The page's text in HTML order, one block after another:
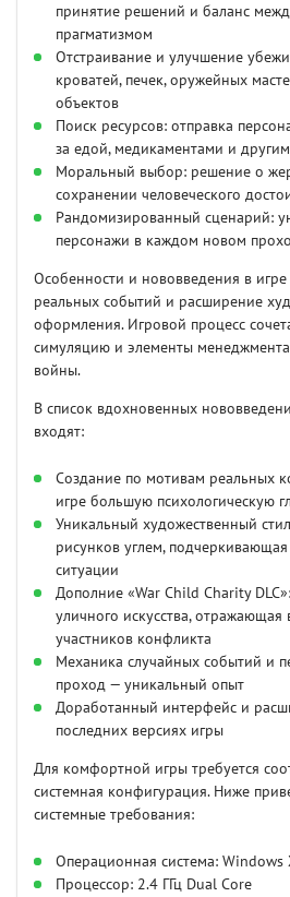
принятие решений и баланс
прагматизмом
Отстраивание и улучшение
кроватей, печек, оружейных
объектов
Поиск ресурсов: отправка
за едой, медикаментами и
Моральный выбор: решение о
сохранении человеческого
Рандомизированный сценарий:
персонажи в каждом новом
Особенности и нововведения в
реальных событий и расширение
оформления. Игровой процесс
симуляцию и элементы
войны.
В список вдохновенных
входят:
Создание по мотивам реальных
игре большую психологическую
Уникальный художественный
рисунков углем, подчеркивающая
ситуации
Дополние «War Child Charity
уличного искусства,
участников конфликта
Механика случайных событий и
проход — уникальный опыт
Доработанный интерфейс и
последних версиях игры
Для комфортной игры требуется
системная конфигурация. Ниже
системные требования:
Операционная система:
Процессор: 2.4 ГГц Dual Core